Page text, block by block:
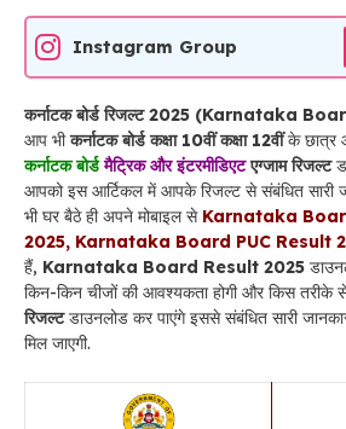
Instagram Group
कर्नाटक बोर्ड रिजल्ट 2025 (Karnataka
आप भीकर्नाटक बोर्ड कक्षा 10वीं कक्षा 12वींके छात्र
कर्नाटक बोर्ड मैट्रिक और इंटरमीडिएटएग्जाम रिजल्ट
आपको इस आर्टिकल में आपके रिजल्ट से संबंधित सारी
भी घर बैठे ही अपने मोबाइल से Karnataka
2025, Karnataka Board PUC Result
हैं, Karnataka Board Result 2025
किन-किन चीजों की आवश्यकता होगी और किस तरीके
रिजल्टडाउनलोड कर पाएंगे इससे संबंधित सारी
मिल जाएगी.